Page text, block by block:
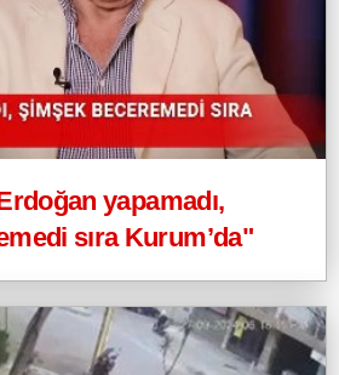
yapamadı,
sıra Kurum’da"